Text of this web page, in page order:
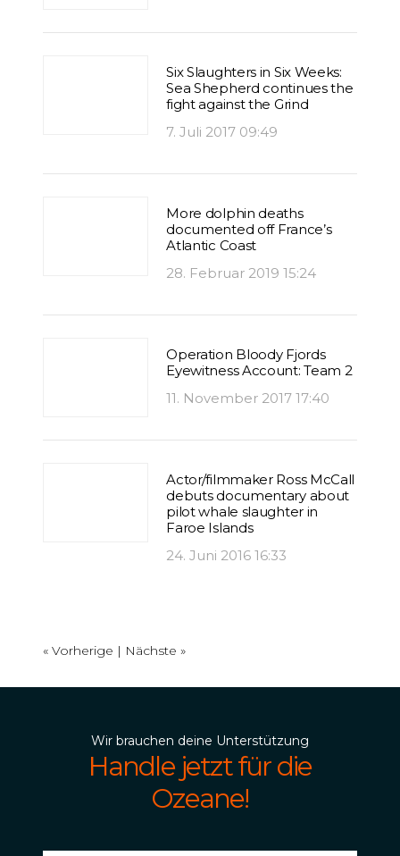
Six Slaughters in Six Weeks:
Sea Shepherd continues the
fight against the Grind
7. Juli 2017 09:49
More dolphin deaths
documented off France’s
Atlantic Coast
28. Februar 2019 15:24
Operation Bloody Fjords
Eyewitness Account: Team 2
11. November 2017 17:40
Actor/filmmaker Ross McCall
debuts documentary about
pilot whale slaughter in
Faroe Islands
24. Juni 2016 16:33
« Vorherige | Nächste »
Wir brauchen deine Unterstützung
Handle jetzt für die
Ozeane!